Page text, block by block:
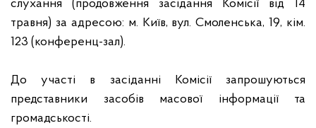
слухання (продовження засідання Комісії від 14
травня) за адресою: м. Київ, вул. Смоленська, 19, кім.
123 (конференц-зал).
До участі в засіданні Комісії запрошуються
представники засобів масової інформації та
громадськості.